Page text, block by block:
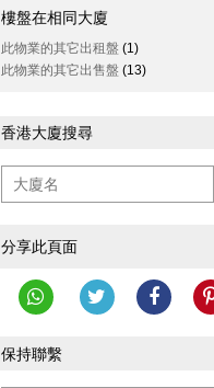
樓盤在相同大廈
此物業的其它出租盤 (1)
此物業的其它出售盤 (13)
香港大廈搜尋
分享此頁面
保持聯繫